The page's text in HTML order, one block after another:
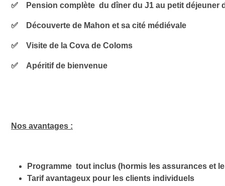
✅ Pension complète du dîner du J1 au petit
✅ Découverte de Mahon et sa cité médiévale
✅ Visite de la Cova de Coloms
✅ Apéritif de bienvenue
Nos avantages :
Programme tout inclus (hormis les assurances et
Tarif avantageux pour les clients individuels